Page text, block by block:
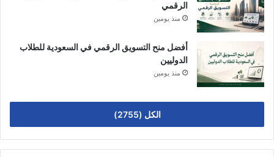
الرقمي
منذ يومين
أفضل منح التسويق الرقمي في السعودية للطلاب
الدوليين
منذ يومين
الكل (2755)